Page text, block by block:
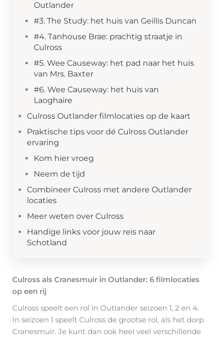
Outlander
#3. The Study: het huis van Geillis Duncan
#4. Tanhouse Brae: prachtig straatje in
Culross
#5. Wee Causeway: het pad naar het huis
van Mrs. Baxter
#6. Wee Causeway: het huis van
Laoghaire
Culross Outlander filmlocaties op de kaart
Praktische tips voor dé Culross Outlander
ervaring
Kom hier vroeg
Neem de tijd
Combineer Culross met andere Outlander
locaties
Meer weten over Culross
Handige links voor jouw reis naar
Schotland
Culross als Cranesmuir in Outlander: 6 filmlocaties
op een rij
Culross speelt een rol in Outlander seizoen 1, 2 en 4.
In seizoen 1 speelt Culross de grootse rol, als het dorp
Cranesmuir. Je kunt dan ook heel veel verschillende